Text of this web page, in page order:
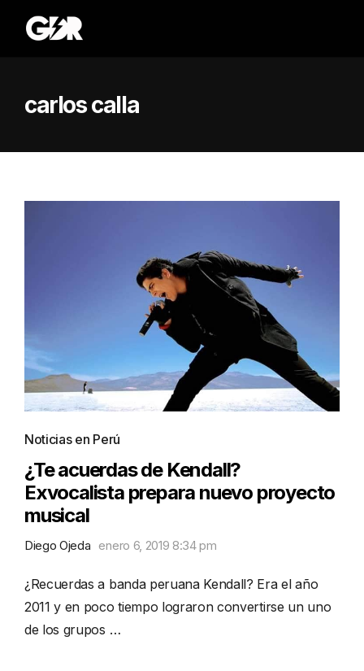
carlos calla
Noticias en Perú
¿Te acuerdas de Kendall?
Exvocalista prepara nuevo proyecto
musical
Diego Ojeda enero 6, 2019 8:34 pm
¿Recuerdas a banda peruana Kendall? Era el año
2011 y en poco tiempo lograron convertirse un uno
de los grupos …